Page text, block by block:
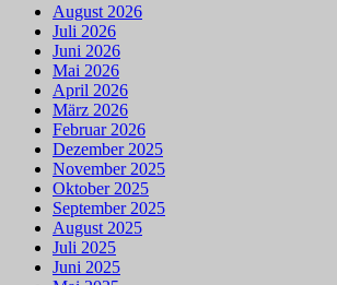
August 2026
Juli 2026
Juni 2026
Mai 2026
April 2026
März 2026
Februar 2026
Dezember 2025
November 2025
Oktober 2025
September 2025
August 2025
Juli 2025
Juni 2025